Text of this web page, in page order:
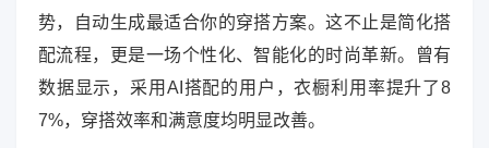
势，自动生成最适合你的穿搭方案。这不止是简化搭
配流程，更是一场个性化、智能化的时尚革新。曾有
数据显示，采用AI搭配的用户，衣橱利用率提升了8
7%，穿搭效率和满意度均明显改善。